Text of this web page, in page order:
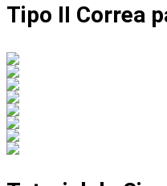
Tipo II Correa